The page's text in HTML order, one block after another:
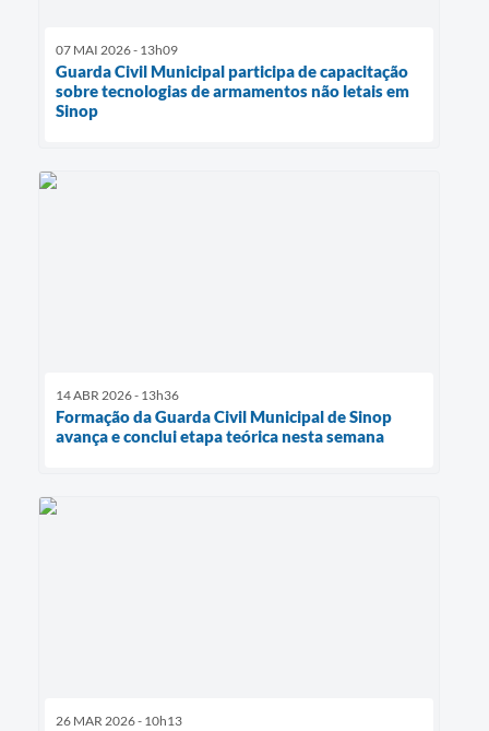
07 MAI 2026 - 13h09
Guarda Civil Municipal participa de capacitação
sobre tecnologias de armamentos não letais em
Sinop
14 ABR 2026 - 13h36
Formação da Guarda Civil Municipal de Sinop
avança e conclui etapa teórica nesta semana
26 MAR 2026 - 10h13